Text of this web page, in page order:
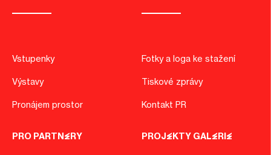
Vstupenky
Výstavy
Pronájem prostor
Fotky a loga ke stažení
Tiskové zprávy
Kontakt PR
PRO PARTNERY PROJEKTY GALERIE